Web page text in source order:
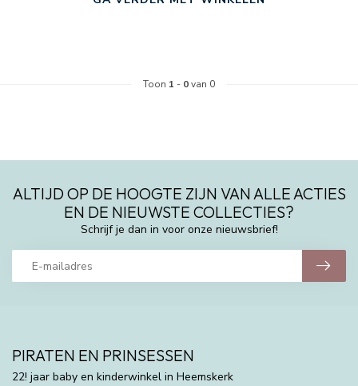
Toon 1 - 0van 0
ALTIJD OP DE HOOGTE ZIJN VAN ALLE ACTIES
EN DE NIEUWSTE COLLECTIES?
Schrijf je dan in voor onze nieuwsbrief!
PIRATEN EN PRINSESSEN
22! jaar baby en kinderwinkel in Heemskerk